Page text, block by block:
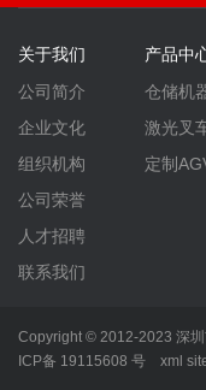
关于我们
公司简介
企业文化
组织机构
公司荣誉
人才招聘
联系我们
产品中
仓储机
激光叉
定制
Copyright © 2012-2023 深
ICP备 19115608 号
xml